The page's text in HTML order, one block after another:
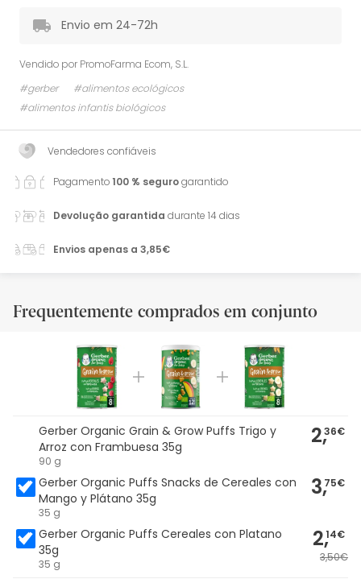
Envio em 24-72h
Vendido por PromoFarma Ecom, S.L.
#gerber
#alimentos ecológicos
#alimentos infantis biológicos
Vendedores confiáveis
Pagamento100 % segurogarantido
Devolução garantida durante 14 dias
Envios apenas a 3,85€
Frequentemente comprados em conjunto
Gerber Organic Grain & Grow Puffs Trigo y
Arroz con Frambuesa 35g
90 g
2,36€
Gerber Organic Puffs Snacks de Cereales con
Mango y Plátano 35g
35 g
3,75€
Gerber Organic Puffs Cereales con Platano
35g
35 g
2,14€
3,50€